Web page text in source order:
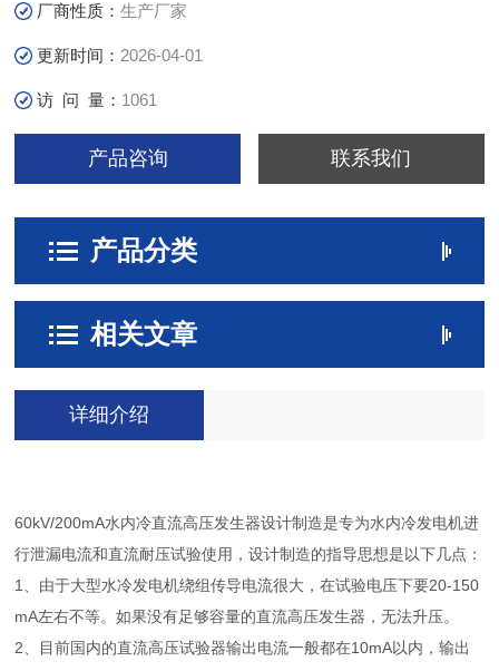
厂商性质：生产厂家
更新时间： 2026-04-01
访 问 量： 1061
产品咨询 联系我们
产品分类
相关文章
详细介绍
60kV/200mA水内冷直流高压发生器设计制造是专为水内冷发电机进
行泄漏电流和直流耐压试验使用，设计制造的指导思想是以下几点：
1、由于大型水冷发电机绕组传导电流很大，在试验电压下要20-150
mA左右不等。如果没有足够容量的直流高压发生器，无法升压。
2、目前国内的直流高压试验器输出电流一般都在10mA以内，输出